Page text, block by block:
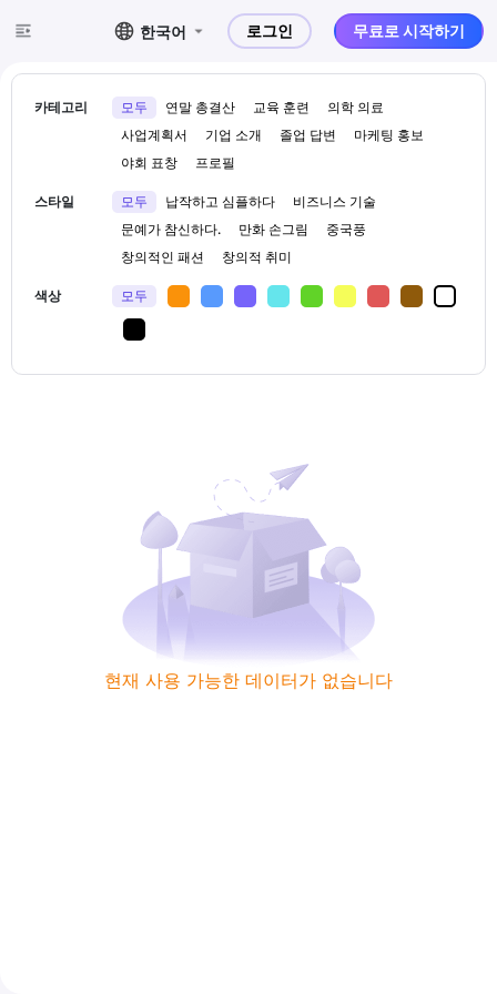
한국어 로그인 무료로 시작하기
카테고리 모두 연말 총결산 교육 훈련
의학 의료
사업계획서
기업 소개 졸업 답변
마케팅 홍보
야회 표창
프로필
스타일 모두 납작하고 심플하다
비즈니스 기술
문예가 참신하다.
만화 손그림
중국풍
창의적인 패션
창의적 취미
색상 모두
현재 사용 가능한 데이터가 없습니다